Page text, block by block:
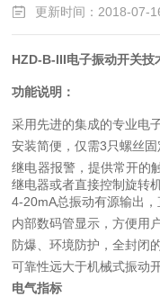
更新时间：2018-07-
HZD-B-III电子振动开关技
功能说明：
采用先进的集成的专业电
安装简便，仅需3只螺丝固
继电器报警，提供常开的
继电器或者直接控制旋转机
4-20mA总振动有源输出，
内部数码管显示，方便用
防爆、环境防护，全封闭
可靠性远大于机械式振动
电气指标